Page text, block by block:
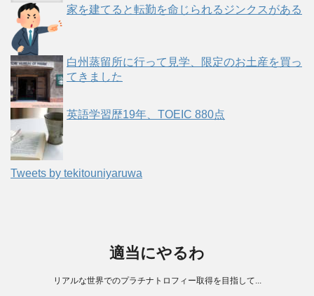
家を建てると転勤を命じられるジンクスがある
白州蒸留所に行って見学、限定のお土産を買っ
てきました
英語学習歴19年、TOEIC 880点
Tweets by tekitouniyaruwa
適当にやるわ
リアルな世界でのプラチナトロフィー取得を目指して...